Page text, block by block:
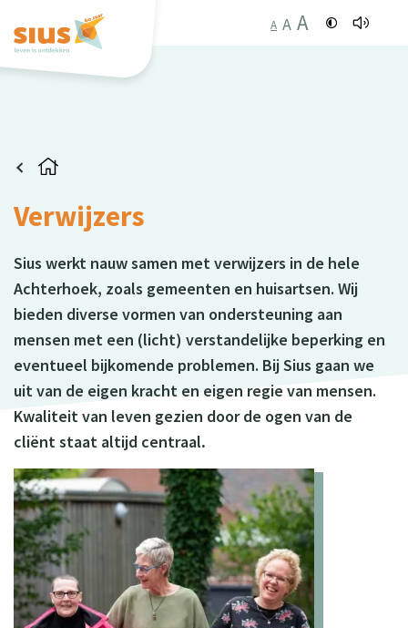
A A A
Verwijzers
Sius werkt nauw samen met verwijzers in de hele
Achterhoek, zoals gemeenten en huisartsen. Wij
bieden diverse vormen van ondersteuning aan
mensen met een (licht) verstandelijke beperking en
eventueel bijkomende problemen. Bij Sius gaan we
uit van de eigen kracht en eigen regie van mensen.
Kwaliteit van leven gezien door de ogen van de
cliënt staat altijd centraal.